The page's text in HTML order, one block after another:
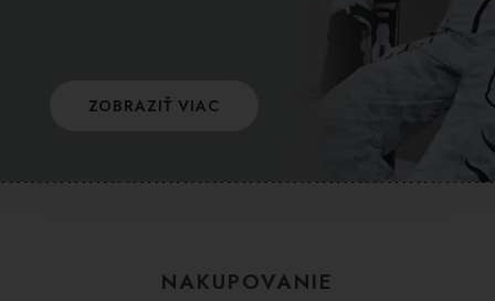
ZOBRAZIŤ VIAC
NAKUPOVANIE